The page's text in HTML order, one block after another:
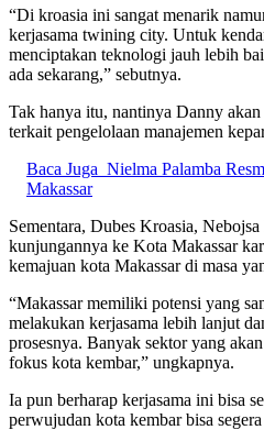
“Di kroasia ini sangat menarik
kerjasama twining city. Untuk
menciptakan teknologi jauh lebih
ada sekarang,” sebutnya.
Tak hanya itu, nantinya Danny
terkait pengelolaan manajemen
Baca Juga Nielma Palamba
Makassar
Sementara, Dubes Kroasia,
kunjungannya ke Kota Makassar
kemajuan kota Makassar di masa
“Makassar memiliki potensi yang
melakukan kerjasama lebih lanjut
prosesnya. Banyak sektor yang
fokus kota kembar,” ungkapnya.
Ia pun berharap kerjasama ini bisa
perwujudan kota kembar bisa